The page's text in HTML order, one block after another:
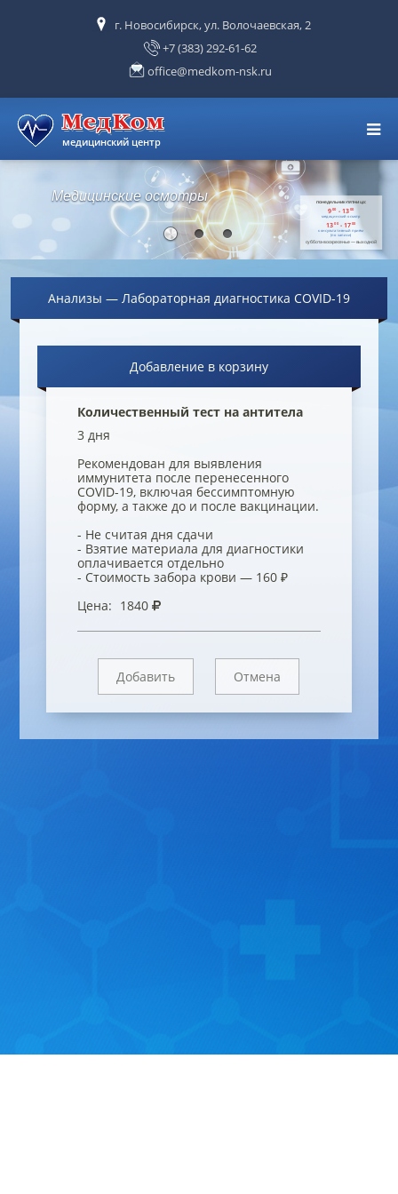
г. Новосибирск, ул. Волочаевская, 2
+7 (383) 292-61-62
office@medkom-nsk.ru
МедКом
медицинский центр
КАТЕГОРИИ УСЛУГ
ВХОД
Медицинские осмотры понедельник-пятница:
900 - 1300
медицинский осмотр
13 00 - 1700
консультативный приём
(по записи)
суббота-воскресенье — выходной
Анализы — Лабораторная диагностика COVID-19
Добавление в корзину
Количественный тест на антитела
3 дня
Рекомендован для выявления
иммунитета после перенесенного
COVID-19, включая бессимптомную
форму, а также до и после вакцинации.
- Не считая дня сдачи
- Взятие материала для диагностики
оплачивается отдельно
- Стоимость забора крови — 160 ₽
Цена: 1840